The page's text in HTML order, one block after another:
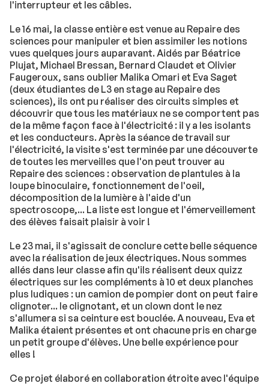
l'interrupteur et les câbles.
Le 16 mai, la classe entière est venue au Repaire des
sciences pour manipuler et bien assimiler les notions
vues quelques jours auparavant. Aidés par Béatrice
Plujat, Michael Bressan, Bernard Claudet et Olivier
Faugeroux, sans oublier Malika Omari et Eva Saget
(deux étudiantes de L3 en stage au Repaire des
sciences), ils ont pu réaliser des circuits simples et
découvrir que tous les matériaux ne se comportent pas
de la même façon face à l'électricité : il y a les isolants
et les conducteurs. Après la séance de travail sur
l'électricité, la visite s'est terminée par une découverte
de toutes les merveilles que l'on peut trouver au
Repaire des sciences : observation de plantules à la
loupe binoculaire, fonctionnement de l'oeil,
décomposition de la lumière à l'aide d'un
spectroscope,... La liste est longue et l'émerveillement
des élèves faisait plaisir à voir !
Le 23 mai, il s'agissait de conclure cette belle séquence
avec la réalisation de jeux électriques. Nous sommes
allés dans leur classe afin qu'ils réalisent deux quizz
électriques sur les compléments à 10 et deux planches
plus ludiques : un camion de pompier dont on peut faire
clignoter... le clignotant, et un clown dont le nez
s'allumera si sa ceinture est bouclée. A nouveau, Eva et
Malika étaient présentes et ont chacune pris en charge
un petit groupe d'élèves. Une belle expérience pour
elles !
Ce projet élaboré en collaboration étroite avec l'équipe